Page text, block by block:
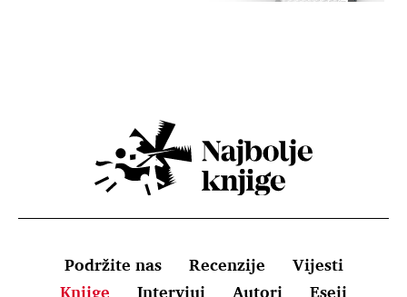
Podržite nas Recenzije
Vijesti
Knjige
Intervjui Autori Eseji